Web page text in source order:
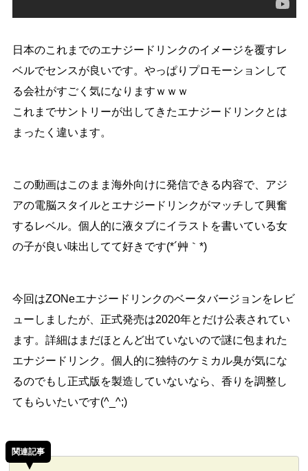
日本のこれまでのエナジードリンクのイメージを覆すレ
ベルでセンスが良いです。やっぱりプロモーションして
る会社がすごく気になりますｗｗｗ
これまでサントリーが出してきたエナジードリンクとは
まったく違います。
この動画はこのまま海外向けに発信できる内容で、アジ
アの電脳スタイルとエナジードリンクがマッチして興奮
するレベル。個人的に液タブにイラストを書いている女
の子が良い味出してて好きです(*´艸｀*)
今回はZONeエナジードリンクのベータバージョンをレビ
ューしましたが、正式発売は2020年とだけ公表されてい
ます。詳細はまだほとんど出ていないので謎に包まれた
エナジードリンク。個人的に独特のケミカル臭が気にな
るのでもし正式版を製造していないなら、香りを調整し
てもらいたいです(^_^;)
関連記事